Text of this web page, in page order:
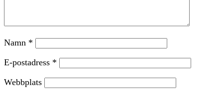
Namn *
E-postadress *
Webbplats